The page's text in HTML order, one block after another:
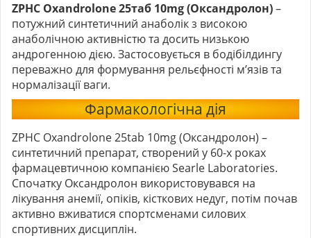
ZPHC Oxandrolone 25таб 10mg (Оксандролон)–
потужний синтетичний анаболік з високою
анаболічною активністю та досить низькою
андрогенною дією. Застосовується в бодібілдингу
переважно для формування рельєфності м’язів та
нормалізації ваги.
Фармакологічна дія
ZPHC Oxandrolone 25tab 10mg (Оксандролон) –
синтетичний препарат, створений у 60-х роках
фармацевтичною компанією Searle Laboratories.
Спочатку Оксандролон використовувався на
лікування анемії, опіків, кісткових недуг, потім почав
активно вживатися спортсменами силових
спортивних дисциплін.